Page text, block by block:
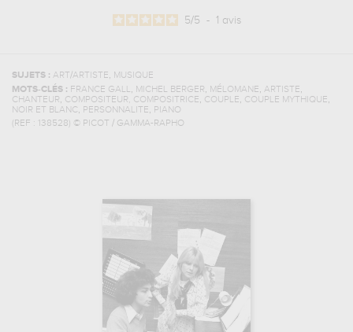
5/5 - 1 avis
SUJETS : ART/ARTISTE, MUSIQUE
MOTS-CLÉS : FRANCE GALL, MICHEL BERGER, MÉLOMANE, ARTISTE,
CHANTEUR, COMPOSITEUR, COMPOSITRICE, COUPLE, COUPLE MYTHIQUE,
NOIR ET BLANC , PERSONNALITE, PIANO
(REF :
138528) © PICOT / GAMMA-RAPHO